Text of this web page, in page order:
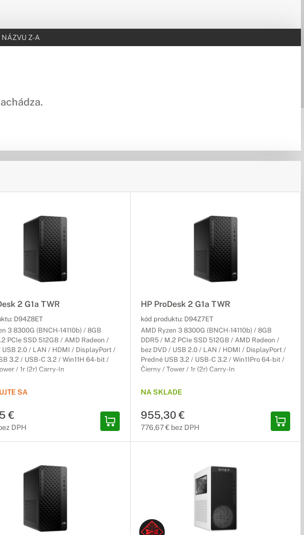
NÁZVU Z-A
2 G1a TWR
D94Z8ET
3 8300G (BNCH-14110b) / 8GB
PCIe SSD 512GB / AMD Radeon /
USB 2.0 / LAN / HDMI / DisplayPort /
3.2 / USB-C 3.2 / Win11H 64-bit /
/ 1r (2r) Carry-In
SA
€
DPH
HP ProDesk 2 G1a TWR
kód produktu: D94Z7ET
AMD Ryzen 3 8300G (BNCH-14110b) / 8GB
DDR5 / M.2 PCIe SSD 512GB / AMD Radeon /
bez DVD / USB 2.0 / LAN / HDMI / DisplayPort /
Predné USB 3.2 / USB-C 3.2 / Win11Pro 64-bit /
Čierny / Tower / 1r (2r) Carry-In
NA SKLADE
955,30 €
776,67 € bez DPH